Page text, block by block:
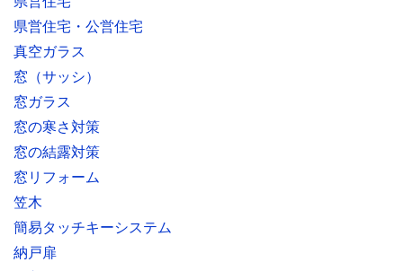
県営住宅・公営住宅
真空ガラス
窓（サッシ）
窓ガラス
窓の寒さ対策
窓の結露対策
窓リフォーム
笠木
簡易タッチキーシステム
納戸扉